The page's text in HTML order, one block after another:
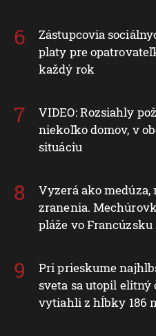
Zástupcovia
platy pre
každý rok
VIDEO: Rozsiahly
niekoľko domov, v
situáciu
Vyzerá ako medúza,
zranenia.
pláže vo
Pri prieskume
sveta sa utopil elitný
vytiahli z hĺbky 186